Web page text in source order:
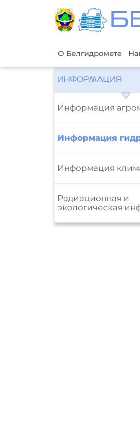
О Белгидромете
ИНФОРМАЦИЯ
Информация
Информация
Информация
Радиационная и
экологическая